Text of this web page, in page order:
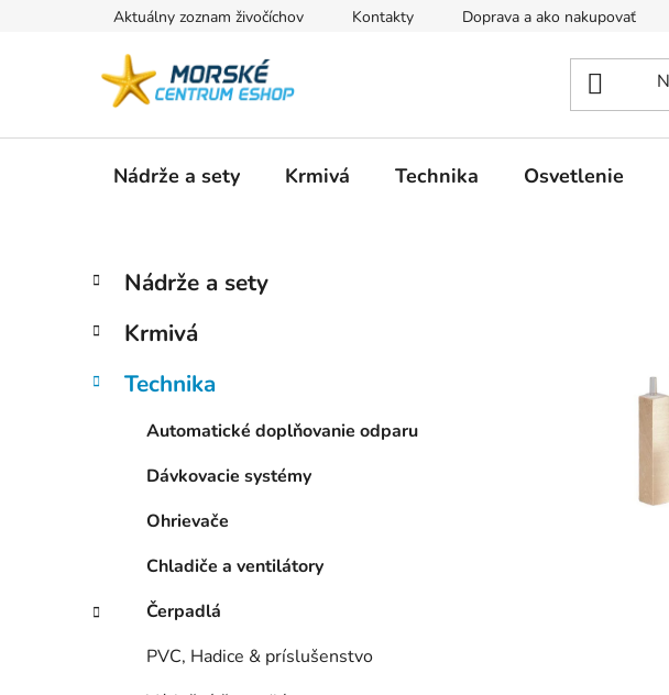
Aktuálny zoznam živočíchov Kontakty Doprava a ako nakupovať
Nádrže a sety Krmivá Technika Osvetlenie
B
č
ý
Preskočiť
kategórie
K
a
e
ó
Nádrže a sety
Krmivá
Technika
Automatické doplňovanie odparu
Dávkovacie systémy
Ohrievače
Chladiče a ventilátory
Čerpadlá
PVC, Hadice & príslušenstvo